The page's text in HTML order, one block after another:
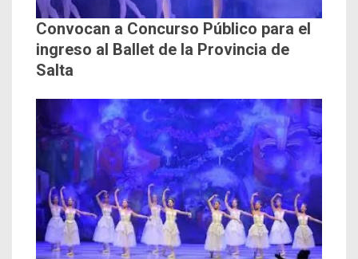
Convocan a Concurso Público para el
ingreso al Ballet de la Provincia de
Salta